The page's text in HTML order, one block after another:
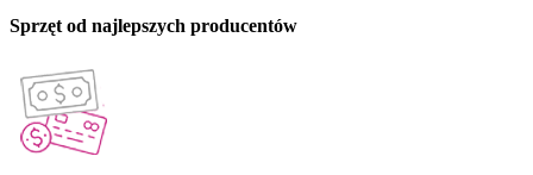
Sprzęt od najlepszych producentów